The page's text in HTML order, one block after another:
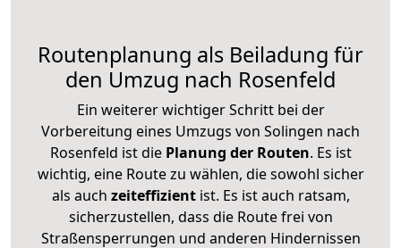
Routenplanung als Beiladung für
den Umzug nach Rosenfeld
Ein weiterer wichtiger Schritt bei der
Vorbereitung eines Umzugs von Solingen nach
Rosenfeld ist diePlanung der Routen. Es ist
wichtig, eine Route zu wählen, die sowohl sicher
als auch zeiteffizientist. Es ist auch ratsam,
sicherzustellen, dass die Route frei von
Straßensperrungen und anderen Hindernissen